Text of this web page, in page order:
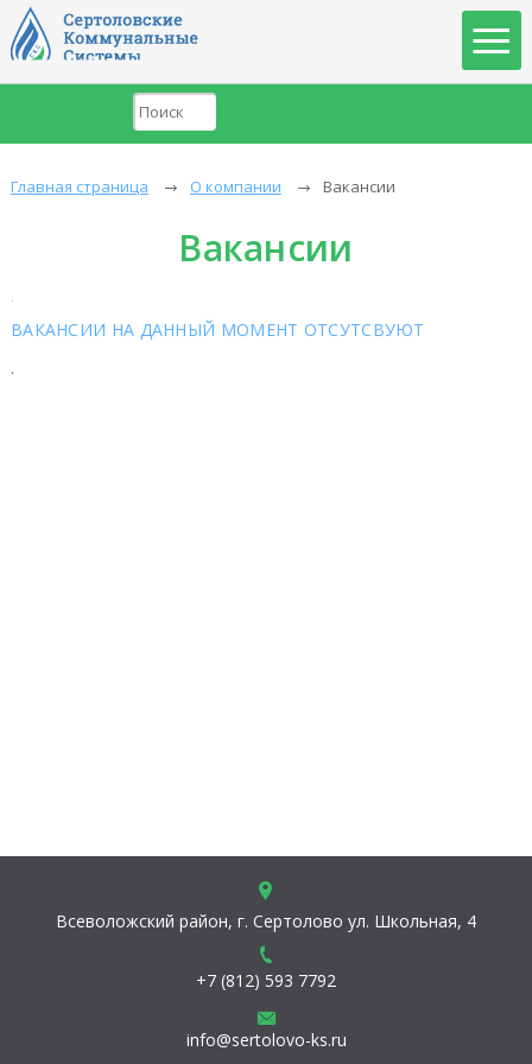
Главная страница О компании Вакансии
Вакансии
.
ВАКАНСИИ НА ДАННЫЙ МОМЕНТ ОТСУТСВУЮТ
.
Всеволожский район, г. Сертолово ул. Школьная, 4
+7 (812) 593 7792
info@sertolovo-ks.ru